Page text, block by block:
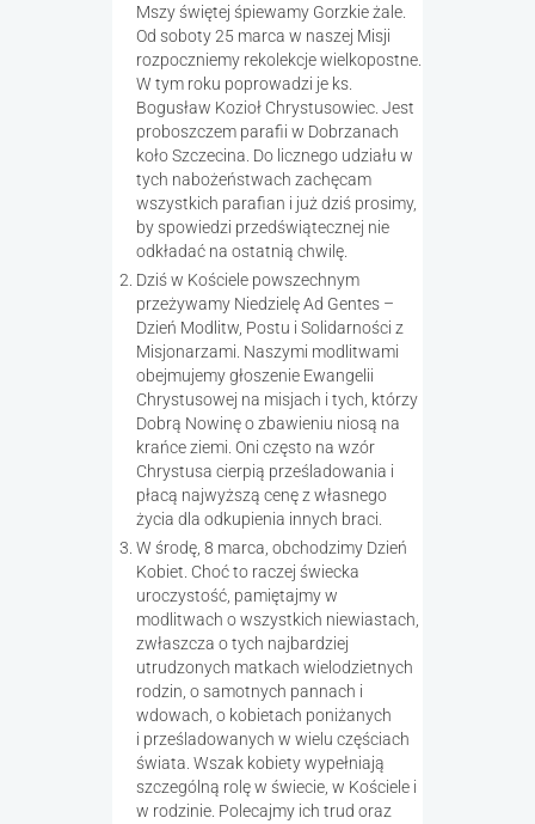
Mszy świętej śpiewamy Gorzkie żale.
Od soboty 25 marca w naszej Misji
rozpoczniemy rekolekcje wielkopostne.
W tym roku poprowadzi je ks.
Bogusław Kozioł Chrystusowiec. Jest
proboszczem parafii w Dobrzanach
koło Szczecina. Do licznego udziału w
tych nabożeństwach zachęcam
wszystkich parafian i już dziś prosimy,
by spowiedzi przedświątecznej nie
odkładać na ostatnią chwilę.
Dziś w Kościele powszechnym
przeżywamy Niedzielę Ad Gentes –
Dzień Modlitw, Postu i Solidarności z
Misjonarzami. Naszymi modlitwami
obejmujemy głoszenie Ewangelii
Chrystusowej na misjach i tych, którzy
Dobrą Nowinę o zbawieniu niosą na
krańce ziemi. Oni często na wzór
Chrystusa cierpią prześladowania i
płacą najwyższą cenę z własnego
życia dla odkupienia innych braci.
W środę, 8 marca, obchodzimy Dzień
Kobiet. Choć to raczej świecka
uroczystość, pamiętajmy w
modlitwach o wszystkich niewiastach,
zwłaszcza o tych najbardziej
utrudzonych matkach wielodzietnych
rodzin, o samotnych pannach i
wdowach, o kobietach poniżanych
i prześladowanych w wielu częściach
świata. Wszak kobiety wypełniają
szczególną rolę w świecie, w Kościele i
w rodzinie. Polecajmy ich trud oraz